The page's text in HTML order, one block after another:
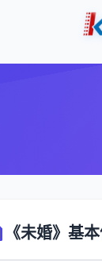
《未婚》基